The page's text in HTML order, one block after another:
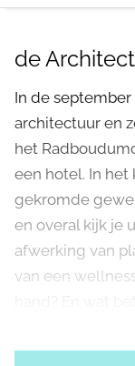
de
In de
architectuur en
het
een hotel. In
gekromde
en overal kijk je
afwerking van
van een